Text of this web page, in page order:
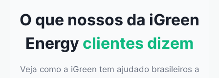
O que nossos da iGreen
Energy clientes dizem
Veja como a iGreen tem ajudado brasileiros a